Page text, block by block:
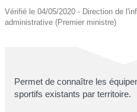
Vérifié le 04/05/2020 - Direction de
administrative (Premier ministre)
Permet de connaître les
sportifs existants par territoire.